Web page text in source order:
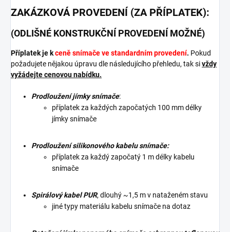
ZAKÁZKOVÁ PROVEDENÍ (ZA PŘÍPLATEK):
(ODLIŠNÉ KONSTRUKČNÍ PROVEDENÍ MOŽNÉ)
Příplatek je kceně snímače ve standardním provedení. Pokud
požadujete nějakou úpravu dle následujícího přehledu, tak sivždy
vyžádejte cenovou nabídku.
Prodloužení jímky snímače:
příplatek za každých započatých 100 mm délky
jímky snímače
Prodloužení silikonového kabelu snímače:
příplatek za každý započatý 1 m délky kabelu
snímače
Spirálový kabel PUR, dlouhý ~1,5 m v nataženém stavu
jiné typy materiálu kabelu snímače na dotaz